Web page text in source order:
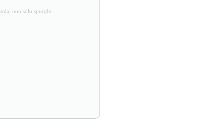
non solo spurghi